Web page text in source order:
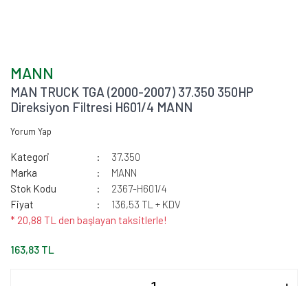
MANN
MAN TRUCK TGA (2000-2007) 37.350 350HP
Direksiyon Filtresi H601/4 MANN
Yorum Yap
Kategori
37.350
Marka
MANN
Stok Kodu
2367-H601/4
Fiyat
136,53 TL + KDV
* 20,88 TL den başlayan taksitlerle!
163,83 TL